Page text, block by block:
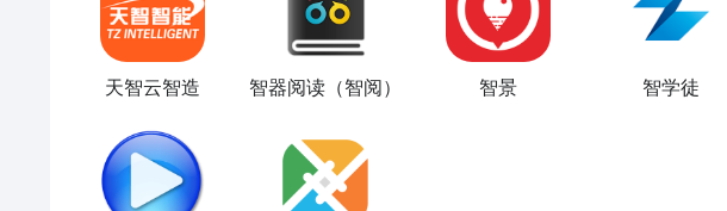
天智云智造 智器阅读（智阅） 智景 智学徒